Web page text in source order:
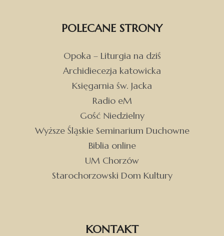
POLECANE STRONY
Opoka – Liturgia na dziś
Archidiecezja katowicka
Księgarnia św. Jacka
Radio eM
Gość Niedzielny
Wyższe Śląskie Seminarium Duchowne
Biblia online
UM Chorzów
Starochorzowski Dom Kultury
KONTAKT